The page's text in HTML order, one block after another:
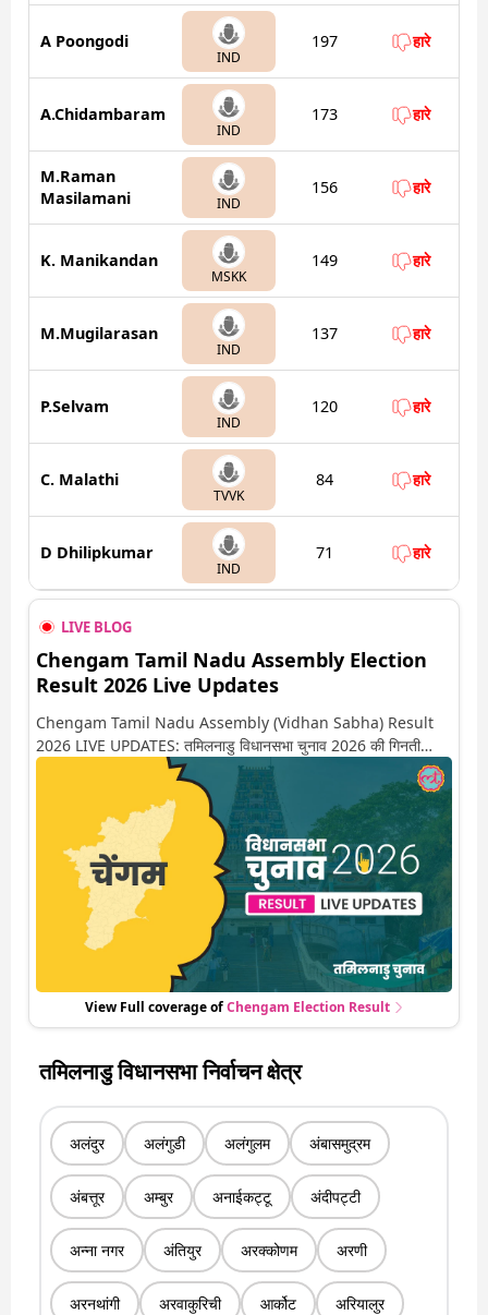
A Poongodi
IND
197 हारे
A.Chidambaram
IND
173 हारे
M.Raman
Masilamani
IND
156 हारे
K. Manikandan
MSKK
149 हारे
M.Mugilarasan
IND
137 हारे
P.Selvam
IND
120 हारे
C. Malathi
TVVK
84 हारे
D Dhilipkumar
IND
71 हारे
LIVE BLOG
Chengam Tamil Nadu Assembly Election
Result 2026 Live Updates
Chengam Tamil Nadu Assembly (Vidhan Sabha) Result
2026 LIVE UPDATES: तमिलनाडु विधानसभा चुनाव 2026 की गिनती
अगले कुछ ही देर में शुरू होने वाली है. यहां देखें चेंगम सीट पर कौन आगे-कौन
पीछे से लेकर किस तरफ जा रहें है रुझान. साथ ही पाइए इस सीट पर हो रही हर
एक हलचल की अपडेट वो भी रियल टाइम में
View Full coverage ofChengam Election Result
तमिलनाडु विधानसभा निर्वाचन क्षेत्र
अलंदुर अलंगुडी अलंगुलम अंबासमुद्रम
अंबत्तूर अम्बुर अनाईकट्टू अंदीपट्टी
अन्ना नगर अंतियुर अरक्कोणम अरणी
अरनथांगी अरवाकुरिची आर्कोट अरियालुर